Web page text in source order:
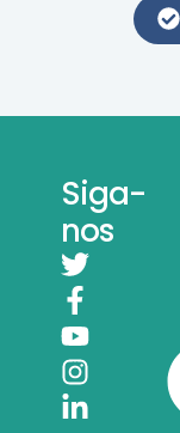
Siga-
nos